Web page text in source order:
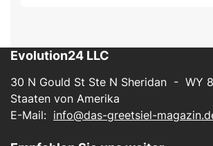
Evolution24 LLC
30 N Gould St Ste N Sheridan - WY
Staaten von Amerika
E-Mail: info@das-greetsiel-